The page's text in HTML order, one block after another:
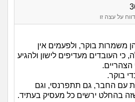
דווח על עצה זו
משמרות בוקר, ולפעמים אין
העובדים מעדיפים לישון ולהגיע
בוקר.
עם החבר, גם תתפרנסי, וגם
בהחלט ירשים כל מעסיק בעתיד.